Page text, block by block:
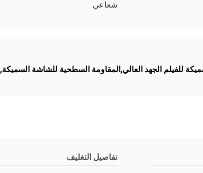
شعاعي
للفيلم الجهد العالي,المقاومة السطحية للشاشة السميكة,
تفاصيل التغليف